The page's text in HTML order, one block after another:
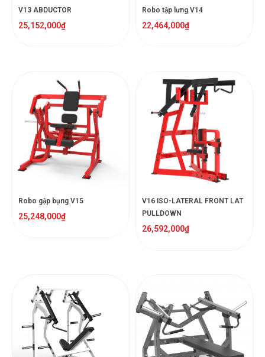
V13 ABDUCTOR
25,152,000₫
Robo tập lưng V14
22,464,000₫
Robo gập bụng V15
25,248,000₫
V16 ISO-LATERAL FRONT LAT
PULLDOWN
26,592,000₫